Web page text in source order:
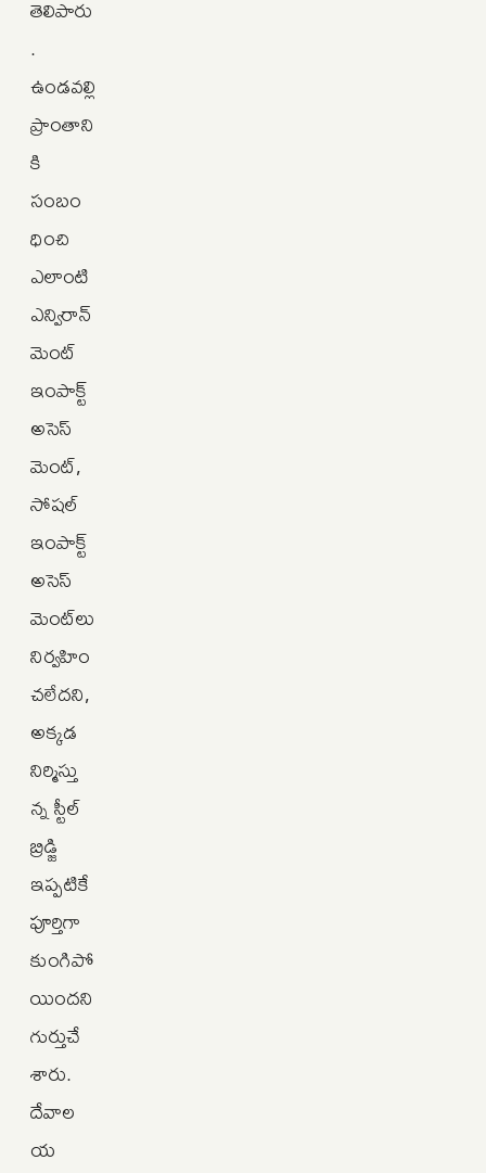
తెలిపారు
.
ఉండవల్లి
ప్రాంతాని
కి
సంబం
ధించి
ఎలాంటి
ఎన్విరాన్‌
మెంట్‌
ఇంపాక్ట్‌
అసెస్‌
మెంట్‌,
సోషల్‌
ఇంపాక్ట్‌
అసెస్‌
మెంట్‌లు
నిర్వహిం
చలేదని,
అక్కడ
నిర్మిస్తు
న్న స్టీల్‌
బ్రిడ్జి
ఇప్పటికే
పూర్తిగా
కుంగిపో
యిందని
గుర్తుచే
శారు.
దేవాల
య